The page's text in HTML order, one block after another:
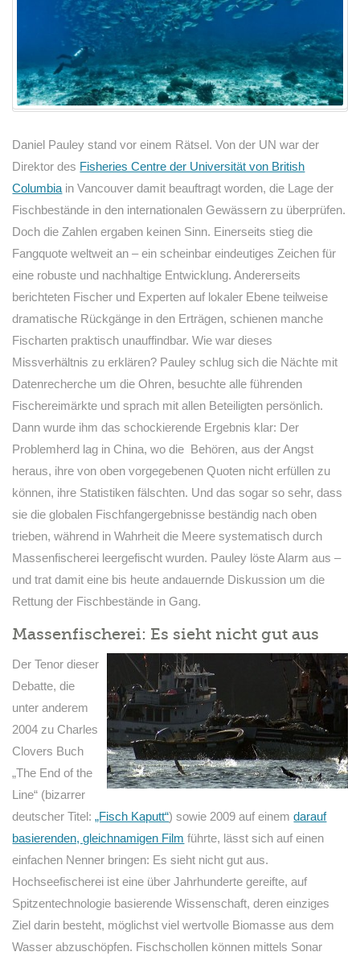
Daniel Pauley stand vor einem Rätsel. Von der UN war der
Direktor des Fisheries Centre der Universität von British
Columbia in Vancouver damit beauftragt worden, die Lage der
Fischbestände in den internationalen Gewässern zu überprüfen.
Doch die Zahlen ergaben keinen Sinn. Einerseits stieg die
Fangquote weltweit an – ein scheinbar eindeutiges Zeichen für
eine robuste und nachhaltige Entwicklung. Andererseits
berichteten Fischer und Experten auf lokaler Ebene teilweise
dramatische Rückgänge in den Erträgen, schienen manche
Fischarten praktisch unauffindbar. Wie war dieses
Missverhältnis zu erklären? Pauley schlug sich die Nächte mit
Datenrecherche um die Ohren, besuchte alle führenden
Fischereimärkte und sprach mit allen Beteiligten persönlich.
Dann wurde ihm das schockierende Ergebnis klar: Der
Problemherd lag in China, wo die Behören, aus der Angst
heraus, ihre von oben vorgegebenen Quoten nicht erfüllen zu
können, ihre Statistiken fälschten. Und das sogar so sehr, dass
sie die globalen Fischfangergebnisse beständig nach oben
trieben, während in Wahrheit die Meere systematisch durch
Massenfischerei leergefischt wurden. Pauley löste Alarm aus –
und trat damit eine bis heute andauernde Diskussion um die
Rettung der Fischbestände in Gang.
Massenfischerei: Es sieht nicht gut aus
Der Tenor dieser
Debatte, die
unter anderem
2004 zu Charles
Clovers Buch
„The End of the
Line“ (bizarrer
deutscher Titel:„Fisch Kaputt“) sowie 2009 auf einemdarauf
basierenden, gleichnamigen Film führte, lässt sich auf einen
einfachen Nenner bringen: Es sieht nicht gut aus.
Hochseefischerei ist eine über Jahrhunderte gereifte, auf
Spitzentechnologie basierende Wissenschaft, deren einziges
Ziel darin besteht, möglichst viel wertvolle Biomasse aus dem
Wasser abzuschöpfen. Fischschollen können mittels Sonar